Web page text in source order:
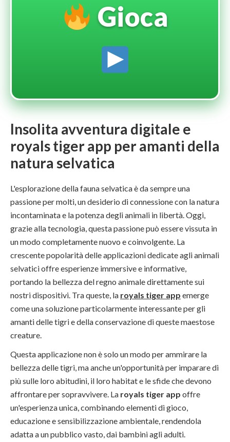
Gioca
Insolita avventura digitale e
royals tiger app per amanti della
natura selvatica
L'esplorazione della fauna selvatica è da sempre una
passione per molti, un desiderio di connessione con la natura
incontaminata e la potenza degli animali in libertà. Oggi,
grazie alla tecnologia, questa passione può essere vissuta in
un modo completamente nuovo e coinvolgente. La
crescente popolarità delle applicazioni dedicate agli animali
selvatici offre esperienze immersive e informative,
portando la bellezza del regno animale direttamente sui
nostri dispositivi. Tra queste, la royals tiger app emerge
come una soluzione particolarmente interessante per gli
amanti delle tigri e della conservazione di queste maestose
creature.
Questa applicazione non è solo un modo per ammirare la
bellezza delle tigri, ma anche un'opportunità per imparare di
più sulle loro abitudini, il loro habitat e le sfide che devono
affrontare per sopravvivere. La royals tiger app offre
un'esperienza unica, combinando elementi di gioco,
educazione e sensibilizzazione ambientale, rendendola
adatta a un pubblico vasto, dai bambini agli adulti.